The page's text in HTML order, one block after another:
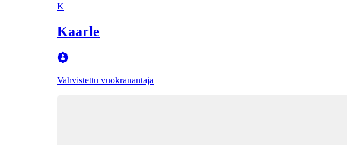
K
Kaarle
Vahvistettu vuokranantaja